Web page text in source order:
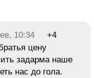
10:34
+4
цену
задарма наше
нас до гола.